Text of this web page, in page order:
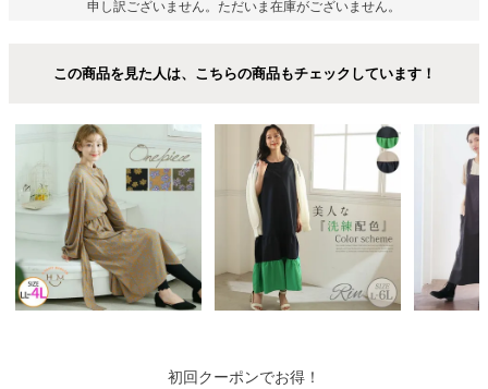
申し訳ございません。ただいま在庫がございません。
この商品を見た人は、こちらの商品もチェックしています！
初回クーポンでお得！